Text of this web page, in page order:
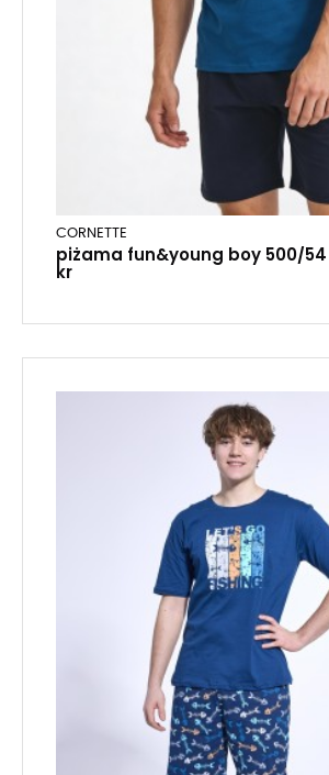
CORNETTE
piżama fun&young boy 500/
kr